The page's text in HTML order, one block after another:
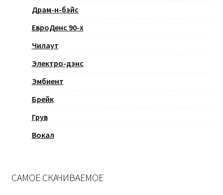
Драм-н-бэйс
ЕвроДенс 90-х
Чилаут
Электро-дэнс
Эмбиент
Брейк
Грув
Вокал
САМОЕ СКАЧИВАЕМОЕ